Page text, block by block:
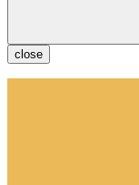
close